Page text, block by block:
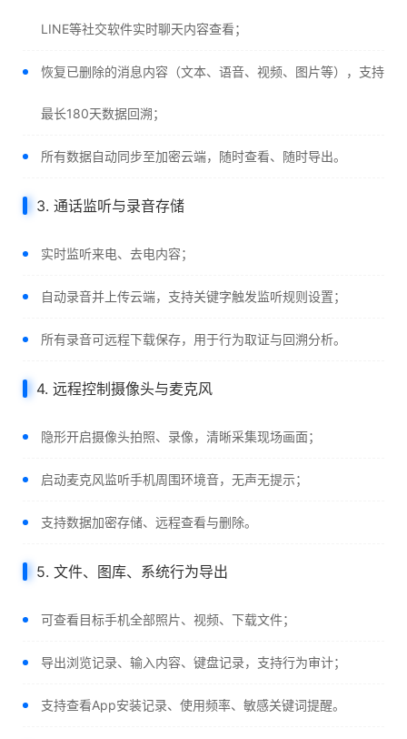
LINE等社交软件实时聊天内容查看；
恢复已删除的消息内容（文本、语音、视频、图片等），支持
最长180天数据回溯；
所有数据自动同步至加密云端，随时查看、随时导出。
3. 通话监听与录音存储
实时监听来电、去电内容；
自动录音并上传云端，支持关键字触发监听规则设置；
所有录音可远程下载保存，用于行为取证与回溯分析。
4. 远程控制摄像头与麦克风
隐形开启摄像头拍照、录像，清晰采集现场画面；
启动麦克风监听手机周围环境音，无声无提示；
支持数据加密存储、远程查看与删除。
5. 文件、图库、系统行为导出
可查看目标手机全部照片、视频、下载文件；
导出浏览记录、输入内容、键盘记录，支持行为审计；
支持查看App安装记录、使用频率、敏感关键词提醒。